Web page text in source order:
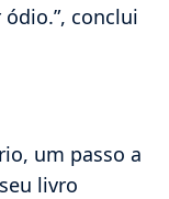
conclui
um passo a
livro